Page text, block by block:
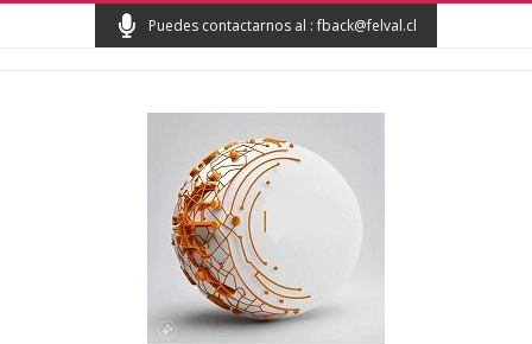
Puedes contactarnos al : fback@felval.cl